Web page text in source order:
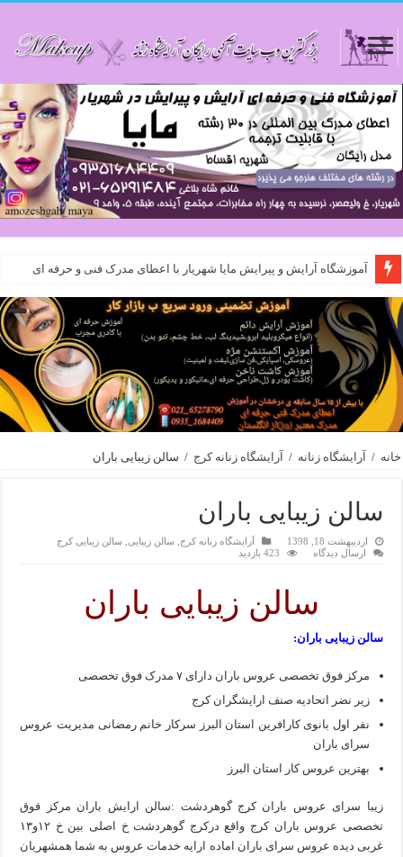
آموزشگاه آرایش و پیرایش مایا شهریار با اعطای مدرک فنی و حرفه ای
خانه / آرایشگاه زنانه / آرایشگاه زنانه کرج / سالن زیبایی باران
سالن زیبایی باران
اردیبهشت 18, 1398 آرایشگاه زنانه کرج ,سالن زیبایی ,سالن زیبایی کرج
ارسال دیدگاه
423 بازدید
سالن زیبایی باران
سالن زیبایی باران:
مرکز فوق تخصصی عروس باران دارای ۷ مدرک فوق تخصصی
زیر نضر اتحادیه صنف ارایشگران کرج
نفر اول بانوی کارافرین استان البرز سرکار خانم رمضانی مدیریت عروس
سرای باران
بهترین عروس کار استان البرز
زیبا سرای عروس باران کرج گوهردشت :سالن ارایش باران مرکز فوق
تخصصی عروس باران کرج واقع درکرج گوهردشت خ اصلی بین خ ۱۲و۱۳
غربی دیده عروس سرای باران اماده ارایه خدمات عروس به شما همشهریان